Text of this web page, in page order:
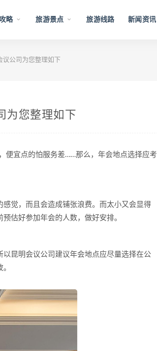
略 旅游景点 旅游线路 新闻资讯
议公司为您整理如下
为您整理如下
便宜点的怕服务差……那么，年会地点选择应考
觉，而且会造成铺张浪费。而太小又会显得
估好参加年会的人数，做好安排。
昆明会议公司建议年会地点应尽量选择在公